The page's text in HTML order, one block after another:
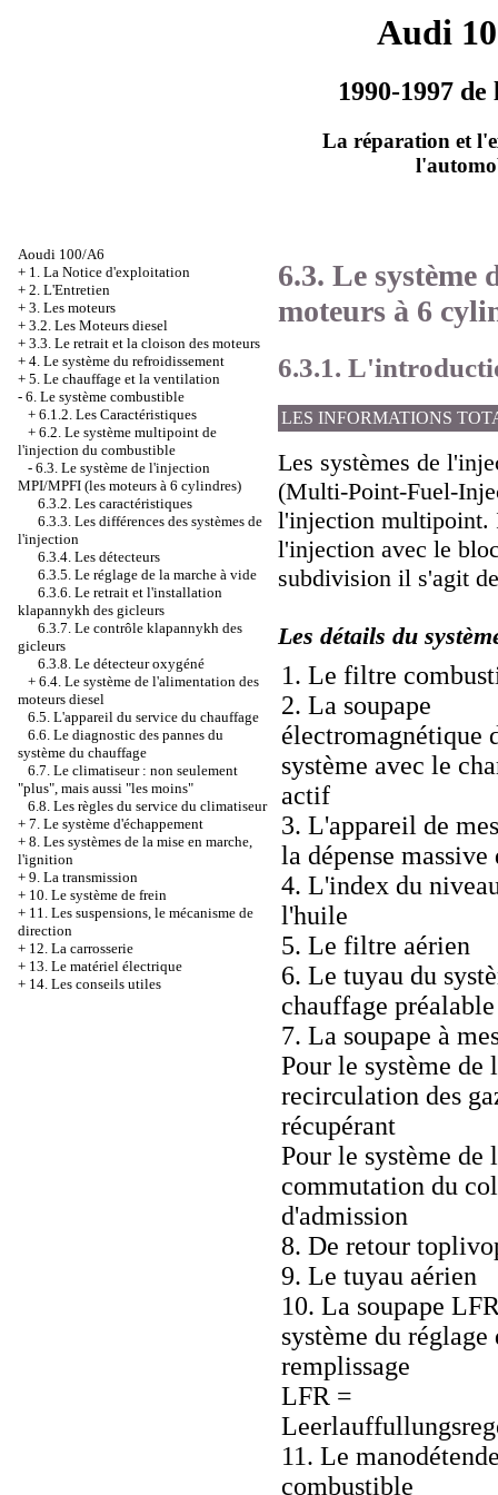
Audi
1990-1997
La réparation et
Aoudi 100/A6
+ 1. La Notice d'exploitation
+ 2. L'Entretien
+ 3. Les moteurs
+ 3.2. Les Moteurs diesel
+ 3.3. Le retrait et la cloison des moteurs
+ 4. Le système du refroidissement
+ 5. Le chauffage et la ventilation
- 6. Le système combustible
+ 6.1.2. Les Caractéristiques
+ 6.2. Le système multipoint de
l'injection du combustible
- 6.3. Le système de l'injection
MPI/MPFI (les moteurs à 6 cylindres)
6.3.2. Les caractéristiques
6.3.3. Les différences des systèmes de
l'injection
6.3.4. Les détecteurs
6.3.5. Le réglage de la marche à vide
6.3.6. Le retrait et l'installation
klapannykh des gicleurs
6.3.7. Le contrôle klapannykh des
gicleurs
6.3.8. Le détecteur oxygéné
+ 6.4. Le système de l'alimentation des
moteurs diesel
6.5. L'appareil du service du chauffage
6.6. Le diagnostic des pannes du
système du chauffage
6.7. Le climatiseur : non seulement
"plus", mais aussi "les moins"
6.8. Les règles du service du climatiseur
+ 7. Le système d'échappement
+ 8. Les systèmes de la mise en marche,
l'ignition
+ 9. La transmission
+ 10. Le système de frein
+ 11. Les suspensions, le mécanisme de
direction
+ 12. La carrosserie
+ 13. Le matériel électrique
+ 14. Les conseils utiles
6.3. Le
moteurs à 6
6.3.1.
LES INFORMATIONS
Les systèmes de
(Multi-Point-Fuel-
l'injection multipoint.
l'injection avec le
subdivision il s'agit
Les détails du
1. Le filtre
2. La soupape
électromagnétique
système avec le
actif
3. L'appareil de
la dépense
4. L'index du
l'huile
5. Le filtre aérien
6. Le tuyau du
chauffage préalable
7. La soupape à
Pour le système de
recirculation des
récupérant
Pour le système de
commutation du
d'admission
8. De retour
9. Le tuyau aérien
10. La soupape
système du réglage
remplissage
LFR =
11. Le
combustible